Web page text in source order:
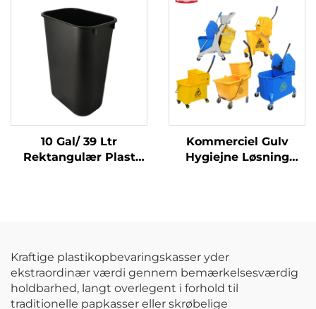
10 Gal/ 39 Ltr
Rektangulær Plast
Kommerciel Gulv
Hygiejne Løsning
Kraftige plastikopbevaringskasser yder
ekstraordinær værdi gennem bemærkelsesværdig
holdbarhed, langt overlegent i forhold til
traditionelle papkasser eller skrøbelige